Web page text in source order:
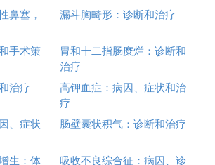
鼻塞，
漏斗胸畸形：诊断和治疗
手术策
胃和十二指肠糜烂：诊断和
治疗
治疗
高钾血症：病因、症状和治
疗
、症状
肠壁囊状积气：诊断和治疗
生：体
吸收不良综合征：病因、诊